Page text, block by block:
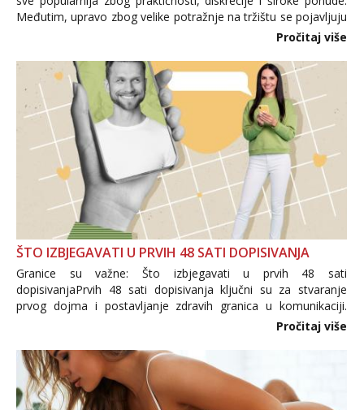
Međutim, upravo zbog velike potražnje na tržištu se pojavljuju
i brojni krivotvoreni proizvodi, nepouzdane internetske
Pročitaj više
ŠTO IZBJEGAVATI U PRVIH 48 SATI DOPISIVANJA
Granice su važne: Što izbjegavati u prvih 48 sati
dopisivanjaPrvih 48 sati dopisivanja ključni su za stvaranje
prvog dojma i postavljanje zdravih granica u komunikaciji.
Važno je izbjeći prebrzo otkrivanje osobnih ili intimnih
informacija, jer nepoznata osoba još nije zaslužila to
povjerenje. Takođe...
Pročitaj više